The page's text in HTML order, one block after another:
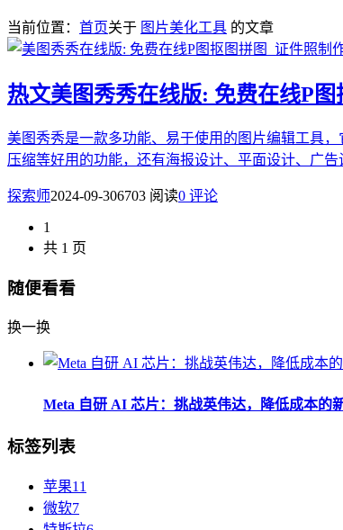
当前位置： 首页关于 图片美化工具 的文章
热文美图秀秀在线版: 免费在线P
美图秀秀是一款多功能、易于使用的图片编辑工具
压缩等好用的功能，还有海报设计、平面设计、广告
探索师2024-09-306703 阅读0 评论
1
共 1 页
随便看看
换一换
Meta 自研 AI 芯片：挑战英伟达，降低成本的
标签列表
苹果11
微软7